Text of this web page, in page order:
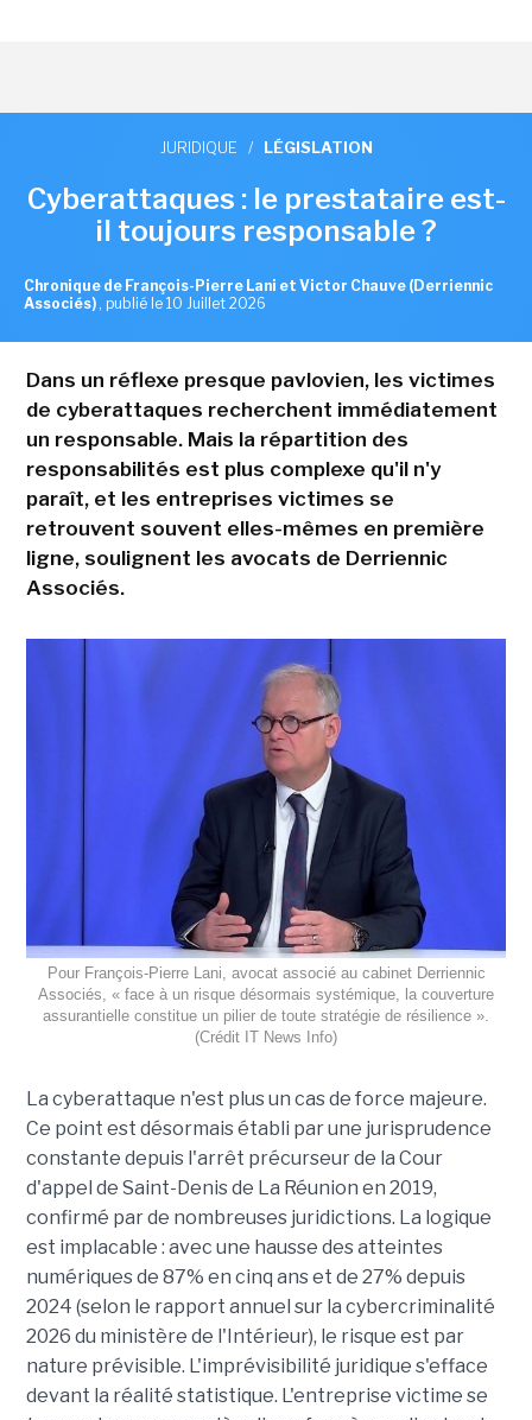
JURIDIQUE / LÉGISLATION
Cyberattaques : le prestataire est-
il toujours responsable ?
Chronique de François-Pierre Lani et Victor Chauve (Derriennic
Associés) , publié le 10 Juillet 2026
Dans un réflexe presque pavlovien, les victimes
de cyberattaques recherchent immédiatement
un responsable. Mais la répartition des
responsabilités est plus complexe qu'il n'y
paraît, et les entreprises victimes se
retrouvent souvent elles-mêmes en première
ligne, soulignent les avocats de Derriennic
Associés.
Pour François-Pierre Lani, avocat associé au cabinet Derriennic
Associés, « face à un risque désormais systémique, la couverture
assurantielle constitue un pilier de toute stratégie de résilience ».
(Crédit IT News Info)
La cyberattaque n'est plus un cas de force majeure.
Ce point est désormais établi par une jurisprudence
constante depuis l'arrêt précurseur de la Cour
d'appel de Saint-Denis de La Réunion en 2019,
confirmé par de nombreuses juridictions. La logique
est implacable : avec une hausse des atteintes
numériques de 87% en cinq ans et de 27% depuis
2024 (selon le rapport annuel sur la cybercriminalité
2026 du ministère de l'Intérieur), le risque est par
nature prévisible. L'imprévisibilité juridique s'efface
devant la réalité statistique. L'entreprise victime se